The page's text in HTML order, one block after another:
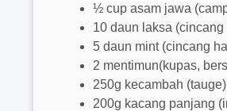
½ cup asam jawa
10 daun laksa
5 daun mint (cincang
2 mentimun(kupas,
250g kecambah (tauge)
200g kacang panjang